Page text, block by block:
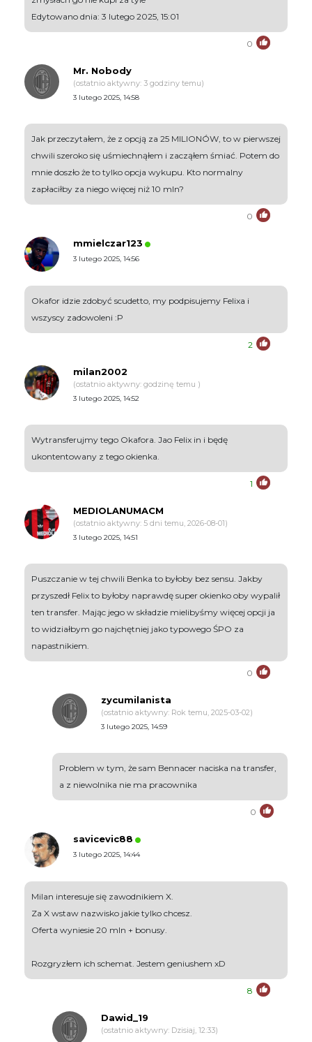
Edytowano dnia: 3 lutego 2025, 15:01
0
Mr. Nobody
(ostatnio aktywny: 3 godziny temu)
3 lutego 2025, 14:58
Jak przeczytałem, że z opcją za 25 MILIONÓW, to w pierwszej
chwili szeroko się uśmiechnąłem i zacząłem śmiać. Potem do
mnie doszło że to tylko opcja wykupu. Kto normalny
zapłaciłby za niego więcej niż 10 mln?
0
mmielczar123
3 lutego 2025, 14:56
Okafor idzie zdobyć scudetto, my podpisujemy Felixa i
wszyscy zadowoleni :P
2
milan2002
(ostatnio aktywny: godzinę temu )
3 lutego 2025, 14:52
Wytransferujmy tego Okafora. Jao Felix in i będę
ukontentowany z tego okienka.
1
MEDIOLANUMACM
(ostatnio aktywny: 5 dni temu, 2026-08-01)
3 lutego 2025, 14:51
Puszczanie w tej chwili Benka to byłoby bez sensu. Jakby
przyszedł Felix to byłoby naprawdę super okienko oby wypalił
ten transfer. Mając jego w składzie mielibyśmy więcej opcji ja
to widziałbym go najchętniej jako typowego ŚPO za
napastnikiem.
0
zycumilanista
(ostatnio aktywny: Rok temu, 2025-03-02)
3 lutego 2025, 14:59
Problem w tym, że sam Bennacer naciska na transfer,
a z niewolnika nie ma pracownika
0
savicevic88
3 lutego 2025, 14:44
Milan interesuje się zawodnikiem X.
Za X wstaw nazwisko jakie tylko chcesz.
Oferta wyniesie 20 mln + bonusy.
Rozgryzłem ich schemat. Jestem geniushem xD
8
Dawid_19
(ostatnio aktywny: Dzisiaj, 12:33)